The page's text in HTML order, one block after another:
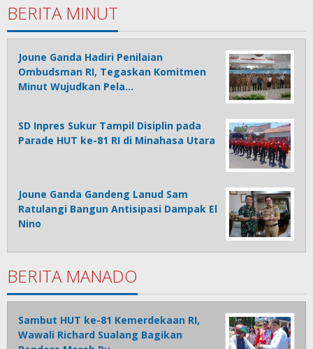
BERITA MINUT
Joune Ganda Hadiri Penilaian
Ombudsman RI, Tegaskan Komitmen
Minut Wujudkan Pela…
SD Inpres Sukur Tampil Disiplin pada
Parade HUT ke-81 RI di Minahasa Utara
Joune Ganda Gandeng Lanud Sam
Ratulangi Bangun Antisipasi Dampak El
Nino
BERITA MANADO
Sambut HUT ke-81 Kemerdekaan RI,
Wawali Richard Sualang Bagikan